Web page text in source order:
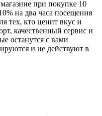
при покупке 10
на два часа посещения
тех, кто ценит вкус и
качественный сервис и
останутся с вами
и не действуют в